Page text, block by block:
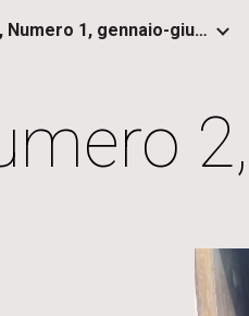
Skip to main content Anno I, Numero 1, gennaio-giugno 2012